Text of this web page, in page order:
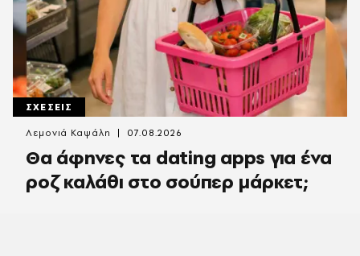
ΣΧΕΣΕΙΣ
Θα άφηνες τα dating apps για ένα
ροζ καλάθι στο σούπερ μάρκετ;
Λεμονιά Καψάλη 07.08.2026